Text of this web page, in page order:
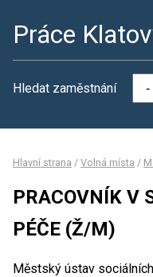
Práce
Hledat zaměstnání
Hlavní strana / Volná místa /
PRACOVNÍK V
PÉČE (Ž/M)
Městský ústav